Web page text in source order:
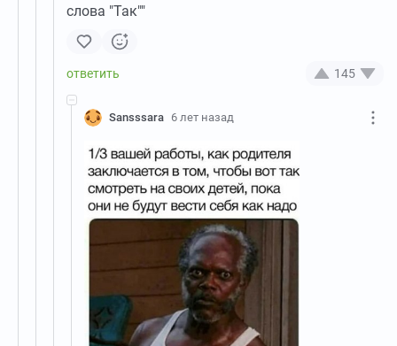
слова "Так""
145
Sansssara 6 лет назад